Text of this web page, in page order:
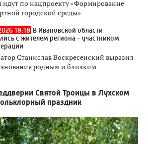
идут по нацпроекту «Формирование
городской среды»
18:18 В Ивановской области
с жителем региона – участником
Станислав Воскресенский выразил
родным и близким
Святой Троицы в Лухском
праздник